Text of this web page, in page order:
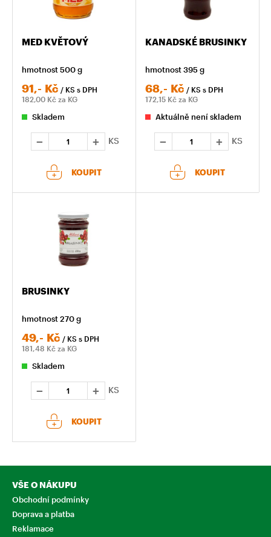
MED KVĚTOVÝ
hmotnost 500 g
91,- Kč / KS s DPH
182,00 Kč za KG
Skladem
KS
KOUPIT
KANADSKÉ BRUSINKY
hmotnost 395 g
68,- Kč / KS s DPH
172,15 Kč za KG
Aktuálně není skladem
KS
KOUPIT
BRUSINKY
hmotnost 270 g
49,- Kč / KS s DPH
181,48 Kč za KG
Skladem
KS
KOUPIT
VŠE O NÁKUPU
Obchodní podmínky
Doprava a platba
Reklamace